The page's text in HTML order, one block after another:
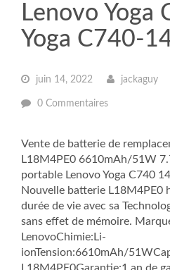
Lenovo Yoga
Yoga C740-
juin 14, 2022 jackaguy
0 Commentaires
Vente de batterie de
L18M4PE0 6610mAh/51W
portable Lenovo Yoga C740
Nouvelle batterie L18M4PE0
durée de vie avec sa
sans effet de mémoire.
LenovoChimie:Li-
ionTension:6610mAh/